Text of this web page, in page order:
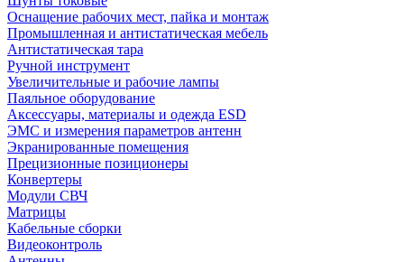
Оснащение рабочих мест, пайка и монтаж
Промышленная и антистатическая мебель
Антистатическая тара
Ручной инструмент
Увеличительные и рабочие лампы
Паяльное оборудование
Аксессуары, материалы и одежда ESD
ЭМС и измерения параметров антенн
Экранированные помещения
Прецизионные позиционеры
Конвертеры
Модули СВЧ
Матрицы
Кабельные сборки
Видеоконтроль